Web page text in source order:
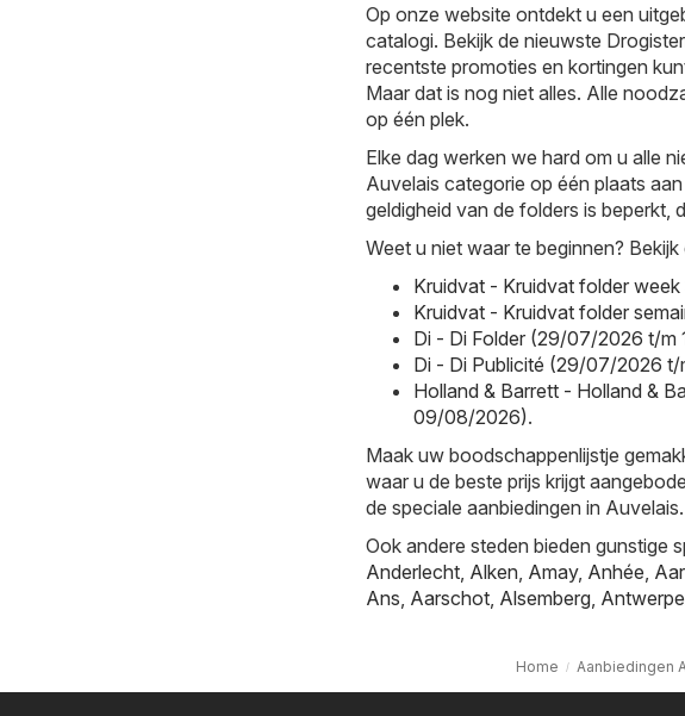
Op onze website ontdekt u een
catalogi. Bekijk de nieuwste
recentste promoties en kortingen
Maar dat is nog niet alles. Alle
op één plek.
Elke dag werken we hard om u alle
Auvelais categorie op één plaats
geldigheid van de folders is beperkt,
Weet u niet waar te beginnen?
Kruidvat - Kruidvat folder
Kruidvat - Kruidvat folder
Di - Di Folder (29/07/2026 t/m
Di - Di Publicité (29/07/2026 t/
Holland & Barrett - Holland &
09/08/2026).
Maak uw boodschappenlijstje
waar u de beste prijs krijgt
de speciale aanbiedingen in Auvelais.
Ook andere steden bieden gunstige
Anderlecht Alken Amay, Anhée
Ans Aarschot Alsemberg
Home Aanbiedingen